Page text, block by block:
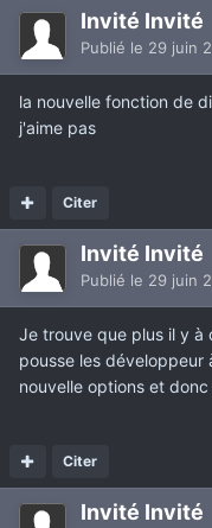
Invité Invité
Publié le 29 juin
la nouvelle fonction de
j'aime pas
Citer
Invité Invité
Publié le 29 juin
Je trouve que plus il y à
pousse les développeur
nouvelle options et
Citer
Invité Invité